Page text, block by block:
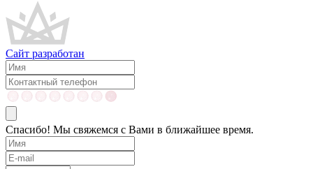
Сайт разработан
Спасибо! Мы свяжемся с Вами в ближайшее время.